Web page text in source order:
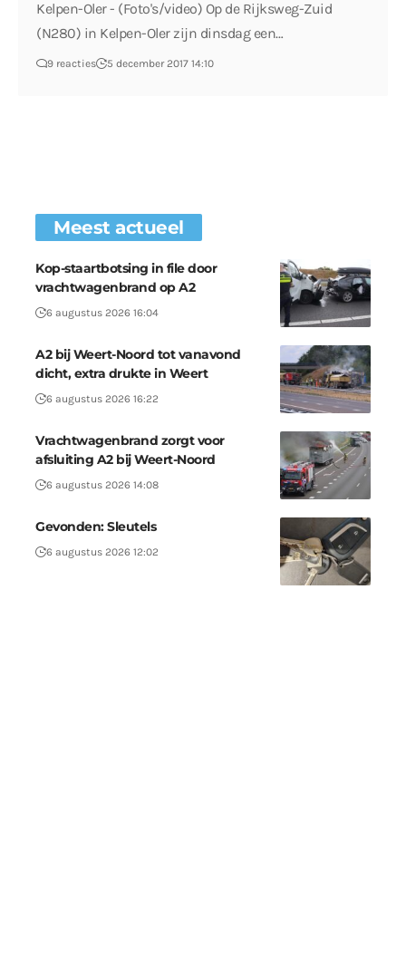
Kelpen-Oler - (Foto's/video) Op de Rijksweg-Zuid
(N280) in Kelpen-Oler zijn dinsdag een…
9 reacties 5 december 2017 14:10
Meest actueel
Kop-staartbotsing in file door
vrachtwagenbrand op A2
6 augustus 2026 16:04
A2 bij Weert-Noord tot vanavond
dicht, extra drukte in Weert
6 augustus 2026 16:22
Vrachtwagenbrand zorgt voor
afsluiting A2 bij Weert-Noord
6 augustus 2026 14:08
Gevonden: Sleutels
6 augustus 2026 12:02